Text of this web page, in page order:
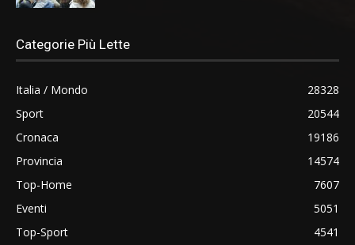
Categorie Più Lette
Italia / Mondo
28328
Sport
20544
Cronaca
19186
Provincia
14574
Top-Home
7607
Eventi
5051
Top-Sport
4541